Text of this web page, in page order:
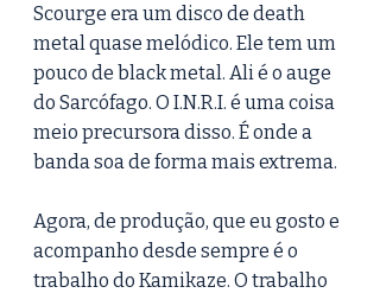
Scourge era um disco de death
metal quase melódico. Ele tem um
pouco de black metal. Ali é o auge
do Sarcófago. O I.N.R.I. é uma coisa
meio precursora disso. É onde a
banda soa de forma mais extrema.
Agora, de produção, que eu gosto e
acompanho desde sempre é o
trabalho do Kamikaze. O trabalho